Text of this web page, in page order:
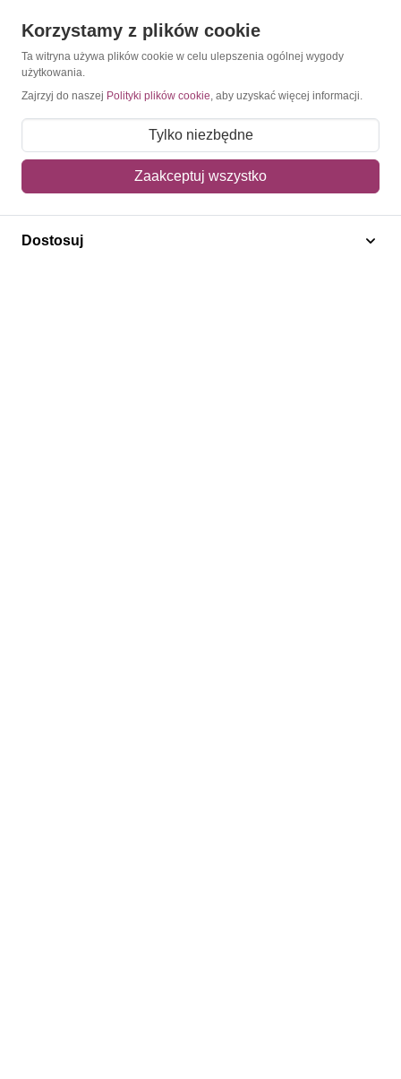
Portugalia 1992 Mi 1936-1939 Czyste **
13,50 zł
Dodaj do koszyka
Korzystamy z plików cookie
Ta witryna używa plików cookie w celu ulepszenia ogólnej wygody
użytkowania.
Zajrzyj do naszej Polityki plików cookie, aby uzyskać więcej informacji.
Tylko niezbędne
Zaakceptuj wszystko
Dostosuj